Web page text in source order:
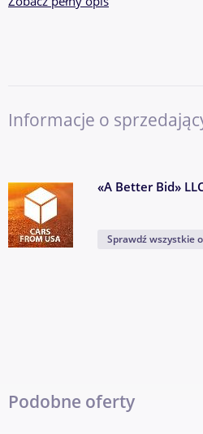
Informacje o
«A Better Bid»
Sprawdź wszystkie
Podobne oferty